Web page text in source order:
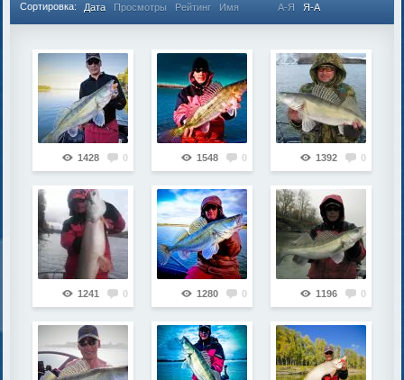
Сортировка: Дата Просмотры Рейтинг Имя А-Я Я-А
1428 0 1548 0 1392 0
1241 0 1280 0 1196 0